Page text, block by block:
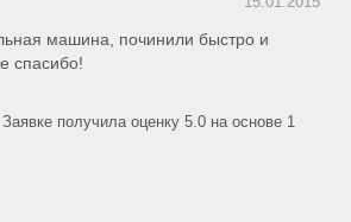
машина, починили быстро и
спасибо!
получила оценку 5.0 на основе 1